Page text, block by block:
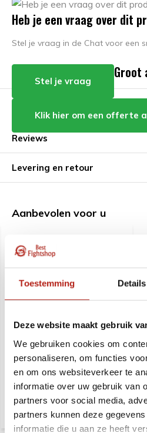
Toestemming Details
Deze website maakt gebruik
We gebruiken cookies om
personaliseren, om functies
en om ons websiteverkeer te
informatie over uw gebruik van
partners voor social media,
partners kunnen deze
informatie die u aan ze heeft
Heb je een vraag over dit
Stel je vraag in de Chat voor een
Stel je vraag
Groot
Klik hier om een offerte
Reviews
Levering en retour
Aanbevolen voor u
Oefenwapen draagtas
Universeel 135 cm
Deliverytime
43,99